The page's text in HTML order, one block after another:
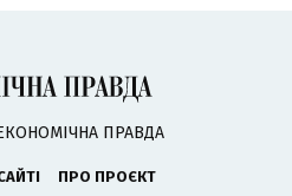
ПРАВДА
ПРО ПРОЄКТ